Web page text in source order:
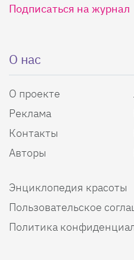
Подписаться на журнал
О нас
О проекте
Реклама
Контакты
Авторы
Энциклопедия красоты
Пользовательское
Политика